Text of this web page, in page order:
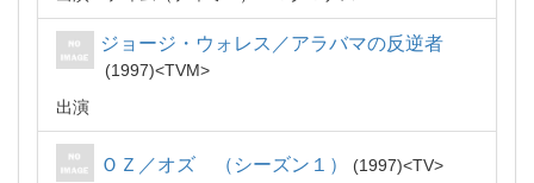
ジョージ・ウォレス／アラバマの反逆者
1997
TVM
出演
ＯＺ／オズ （シーズン１） 1997 TV